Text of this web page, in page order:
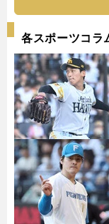
各スポーツコラ